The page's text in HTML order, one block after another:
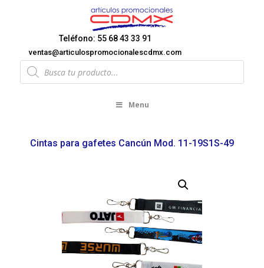
Teléfono: 55 68 43 33 91
ventas@articulospromocionalescdmx.com
Products
search
Menu
Cintas para gafetes Cancún Mod. 11-19S1S-49